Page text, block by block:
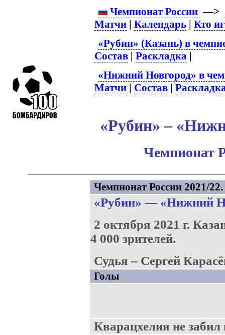
Чемпионат России —>
Матчи |Календарь |Кто
«Рубин» (Казань) в
Состав |Раскладка |
«Нижний Новгород» в
Матчи | Состав |
«Рубин» –
Чемпионат
Чемпионат России 2021/
«Рубин» — «Нижний
2 октября 2021 г.
4 000 зрителей.
Судья – Сергей
Голы
Кварацхелия не забил